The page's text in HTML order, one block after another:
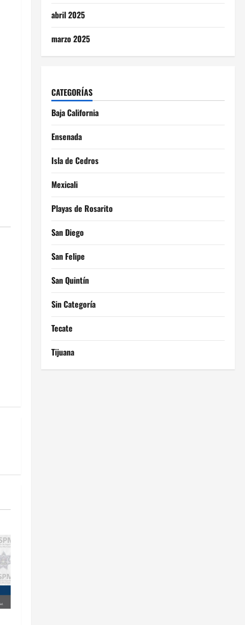
abril 2025
marzo 2025
CATEGORÍAS
Baja California
Ensenada
Isla de Cedros
Mexicali
Playas de Rosarito
San Diego
San Felipe
San Quintín
Sin Categoría
Tecate
Tijuana